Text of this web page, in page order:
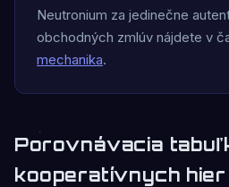
Neutronium za jedinečne
obchodných zmlúv nájdete v
mechanika.
Porovnávacia
kooperatívnych hier